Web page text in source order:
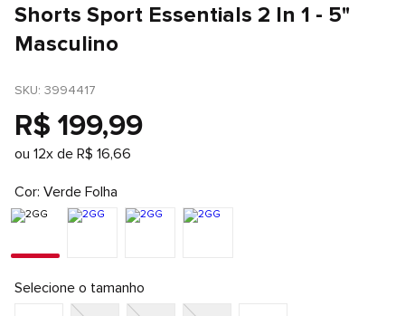
Shorts Sport Essentials 2 In 1 - 5"
Masculino
SKU: 3994417
R$ 199,99
ou 12x de R$ 16,66
Cor Verde Folha
Selecione o tamanho